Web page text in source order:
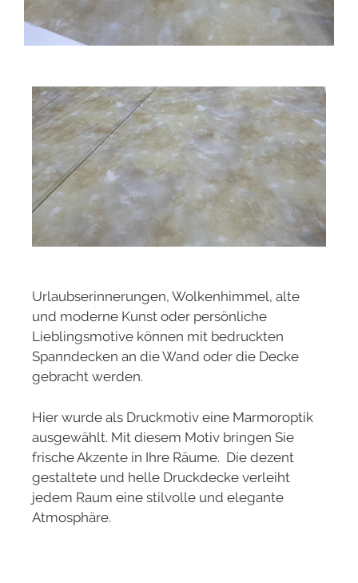
Urlaubserinnerungen, Wolkenhimmel, alte
und moderne Kunst oder persönliche
Lieblingsmotive können mit bedruckten
Spanndecken an die Wand oder die Decke
gebracht werden.
Hier wurde als Druckmotiv eine Marmoroptik
ausgewählt. Mit diesem Motiv bringen Sie
frische Akzente in Ihre Räume. Die dezent
gestaltete und helle Druckdecke verleiht
jedem Raum eine stilvolle und elegante
Atmosphäre.